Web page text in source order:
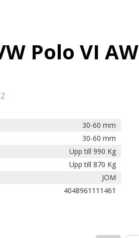
Polo VI AW
30-60 mm
30-60 mm
Upp till 990 Kg
Upp till 870 Kg
JOM
4048961111461